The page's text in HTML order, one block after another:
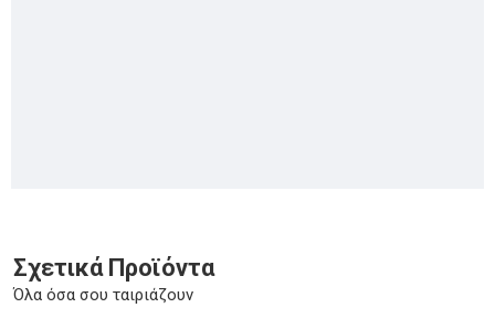
Σχετικά Προϊόντα
Όλα όσα σου ταιριάζουν